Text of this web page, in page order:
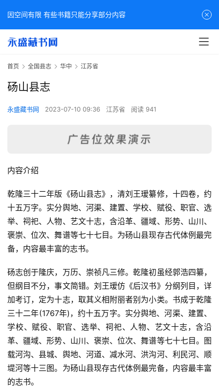
佛
家
典
首页 全国县志 华中 江苏省
砀山县志
永盛藏书网 2023-07-10 09:36 江苏省 阅读 941
内容介绍
乾隆三十二年版《砀山县志》，清刘王瑷纂修，十四卷，约
十五万字。实分舆地、河渠、建置、学校、赋役、职官、选
举、祠祀、人物、艺文十志，含沿革、疆域、形势、山川、
褒崇、位次、舞谱等七十七目。为砀山县现存古代体例最完
备，内容最丰富的志书。
砀志创于隆庆，万历、崇祯凡三修。乾隆初虽经郭浩四纂，
但纲目不分，事文简错。刘王瑷仿《后汉书》分纲列目，详
加考订，定为十志，取其义相附丽者别为小类。书成于乾隆
三十二年(1767年)，约十五万字。实分舆地、河渠、建置、
学校、赋役、职官、选举、祠祀、人物、艺文十志，含沿
革、疆域、形势、山川、褒崇、位次、舞谱等七十七目。图
载河沟、县城、舆地、河道、减水河、洪沟河、利民河、顺
堤河等十三图。为砀山县现存古代体例最完备，内容最丰富
的志书。
因空间有限 有些书籍只能分享部分内容